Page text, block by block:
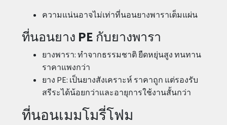
ความแน่นอาจไม่เท่าที่นอนยางพาราเต็มแผ่น
ที่นอนยาง PE กับยางพารา
ยางพารา: ทำจากธรรมชาติ ยืดหยุ่นสูง ทนทาน
ราคาแพงกว่า
ยาง PE: เป็นยางสังเคราะห์ ราคาถูก แต่รองรับ
สรีระได้น้อยกว่าและอายุการใช้งานสั้นกว่า
ที่นอนเมมโมรี่โฟม